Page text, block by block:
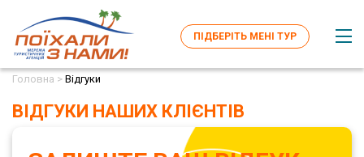
ПІДБЕРІТЬ МЕНІ ТУР
Головна > Відгуки
ВІДГУКИ НАШИХ КЛІЄНТІВ